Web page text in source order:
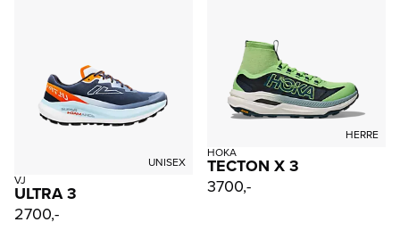
UNISEX
VJ
ULTRA 3
2700,-
HERRE
HOKA
TECTON X 3
3700,-